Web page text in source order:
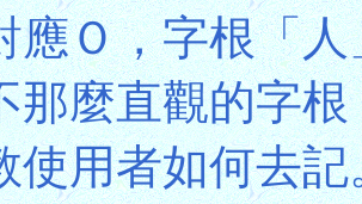
應Ｏ，字根「
那麼直觀的字
使用者如何去